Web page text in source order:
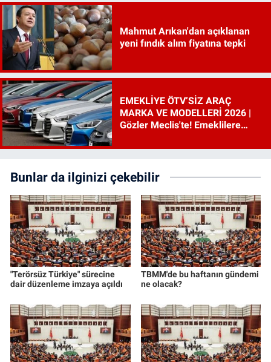
Mahmut Arıkan'dan açıklanan
yeni fındık alım fiyatına tepki
EMEKLİYE ÖTV’SİZ ARAÇ
MARKA VE MODELLERİ 2026 |
Gözler Meclis'te! Emeklilere
ne?
Bunlar da ilginizi çekebilir
"Terörsüz Türkiye" sürecine
dair düzenleme imzaya açıldı
TBMM'de bu haftanın gündemi
ne olacak?